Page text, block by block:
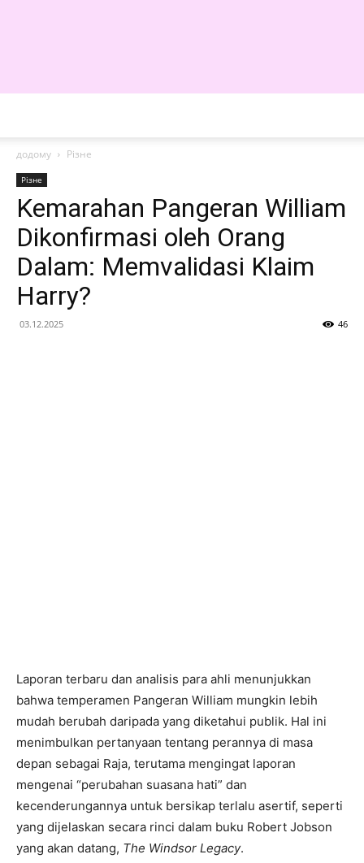
додому
Різне
Різне
Kemarahan Pangeran William
Dikonfirmasi oleh Orang
Dalam: Memvalidasi Klaim
Harry?
03.12.2025 46
Laporan terbaru dan analisis para ahli menunjukkan
bahwa temperamen Pangeran William mungkin lebih
mudah berubah daripada yang diketahui publik. Hal ini
menimbulkan pertanyaan tentang perannya di masa
depan sebagai Raja, terutama mengingat laporan
mengenai “perubahan suasana hati” dan
kecenderungannya untuk bersikap terlalu asertif, seperti
yang dijelaskan secara rinci dalam buku Robert Jobson
yang akan datang, The Windsor Legacy.